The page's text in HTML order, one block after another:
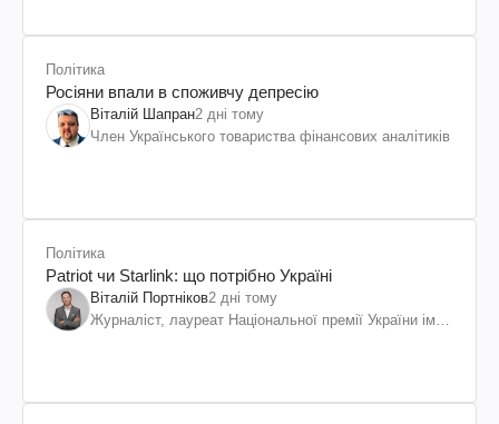
Політика
Росіяни впали в споживчу депресію
Віталій Шапран2 дні тому
Член Українського товариства фінансових аналітиків
Політика
Patriot чи Starlink: що потрібно Україні
Віталій Портніков2 дні тому
Журналіст, лауреат Національної премії України ім.